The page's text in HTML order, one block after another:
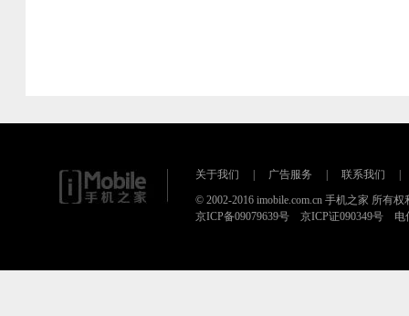
关于我们 广告服务 联系我们
© 2002-2016 imobile.com.cn 手机之家 所有权
京ICP备09079639号 京ICP证090349号 电